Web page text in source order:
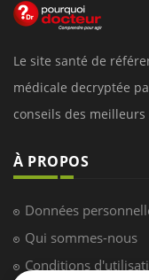
Le site santé de
médicale decryptée
conseils des meilleurs
À PROPOS
Données
Qui sommes-nous
Conditions